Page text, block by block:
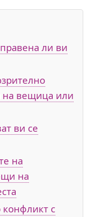
ли ви
на вещица или
ви се
на
на
конфликт с